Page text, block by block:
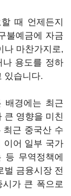
때 언제든지
불예금에 자금
나 마찬가지로,
나 용도를 정하
있습니다.
배경에는 최근
큰 영향을 미친
최근 중국산 수
이어 일부 국가
무역정책에
벌 금융시장 전
가 큰 폭으로